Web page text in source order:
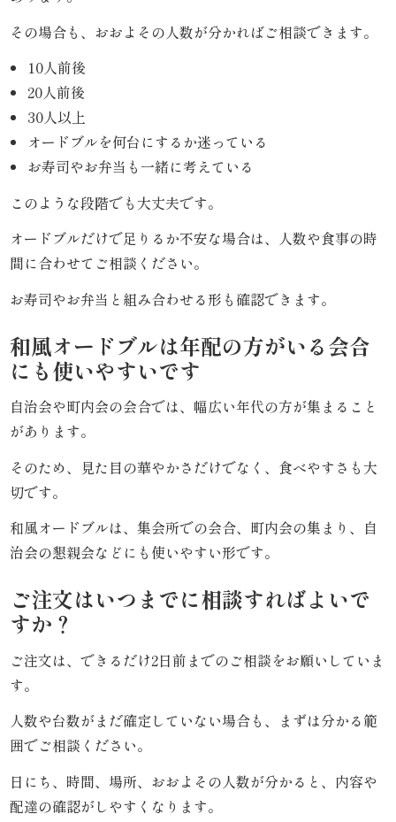
石》
シ
リ
ー
ズ
り
と
ボ
リ
ュ
ム》
シ
ー
す
その場合も、おおよその人数が分かればご相談できます。
10人前後
20人前後
30人以上
オードブルを何台にするか迷っている
お寿司やお弁当も一緒に考えている
このような段階でも大丈夫です。
オードブルだけで足りるか不安な場合は、人数や食事の時
間に合わせてご相談ください。
お寿司やお弁当と組み合わせる形も確認できます。
和風オードブルは年配の方がいる会合
にも使いやすいです
自治会や町内会の会合では、幅広い年代の方が集まること
があります。
そのため、見た目の華やかさだけでなく、食べやすさも大
切です。
和風オードブルは、集会所での会合、町内会の集まり、自
治会の懇親会などにも使いやすい形です。
ご注文はいつまでに相談すればよいで
すか？
ご注文は、できるだけ2日前までのご相談をお願いしていま
す。
人数や台数がまだ確定していない場合も、まずは分かる範
囲でご相談ください。
日にち、時間、場所、おおよその人数が分かると、内容や
配達の確認がしやすくなります。